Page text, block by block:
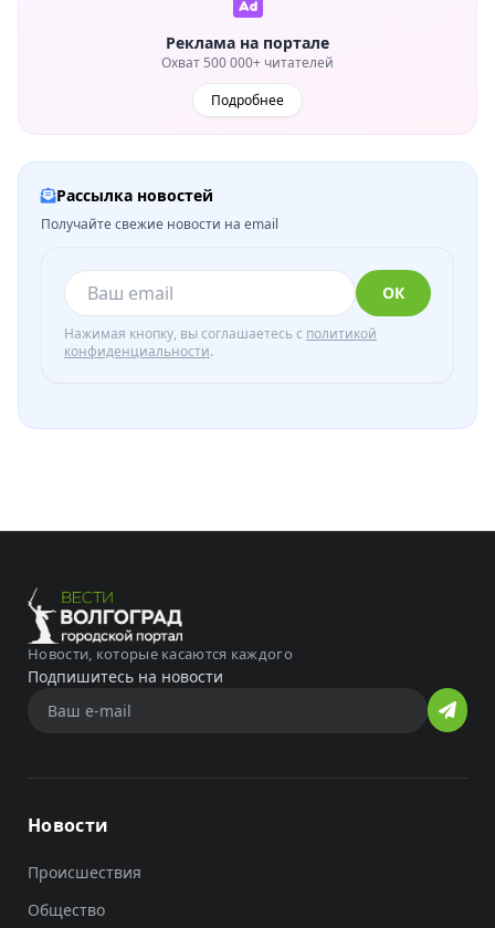
Реклама на портале
Охват 500 000+ читателей
Подробнее
Рассылка новостей
Получайте свежие новости на email
ОК
Нажимая кнопку, вы соглашаетесь с политикой
конфиденциальности.
Новости, которые касаются каждого
Подпишитесь на новости
Новости
Происшествия
Общество